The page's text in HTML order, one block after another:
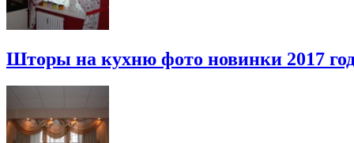
Шторы на кухню фото новинки 2017